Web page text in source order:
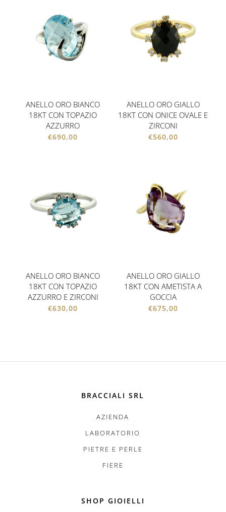
ANELLO ORO BIANCO
18KT CON TOPAZIO
AZZURRO
€690,00
ANELLO ORO GIALLO
18KT CON ONICE OVALE E
ZIRCONI
€560,00
ANELLO ORO BIANCO
18KT CON TOPAZIO
AZZURRO E ZIRCONI
€630,00
ANELLO ORO GIALLO
18KT CON AMETISTA A
GOCCIA
€675,00
BRACCIALI SRL
AZIENDA
LABORATORIO
PIETRE E PERLE
FIERE
SHOP GIOIELLI